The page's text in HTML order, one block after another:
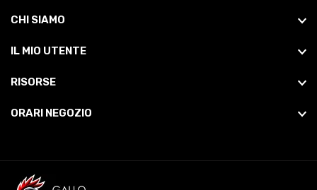
CHI SIAMO
IL MIO UTENTE
RISORSE
ORARI NEGOZIO